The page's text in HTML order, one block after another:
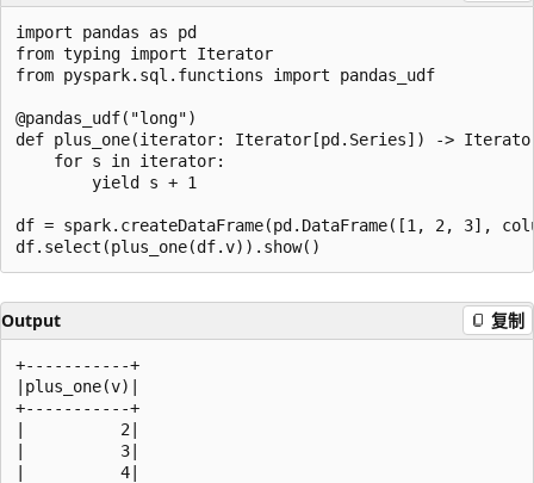
import pandas as pd
from typing import Iterator
from pyspark.sql.functions import pandas_udf
@pandas_udf("long")
def plus_one(iterator: Iterator[pd.Series]) ->
    for s in iterator:
        yield s + 1
df = spark.createDataFrame(pd.DataFrame([1, 2, 3],
Output 复制
+-----------+
|plus_one(v)|
+-----------+
|          2|
|          3|
|          4|